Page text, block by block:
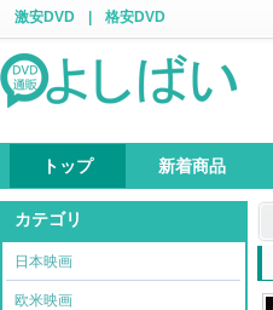
激安DVD 格安DVD
トップ 新着商品
カテゴリ
日本映画
欧米映画